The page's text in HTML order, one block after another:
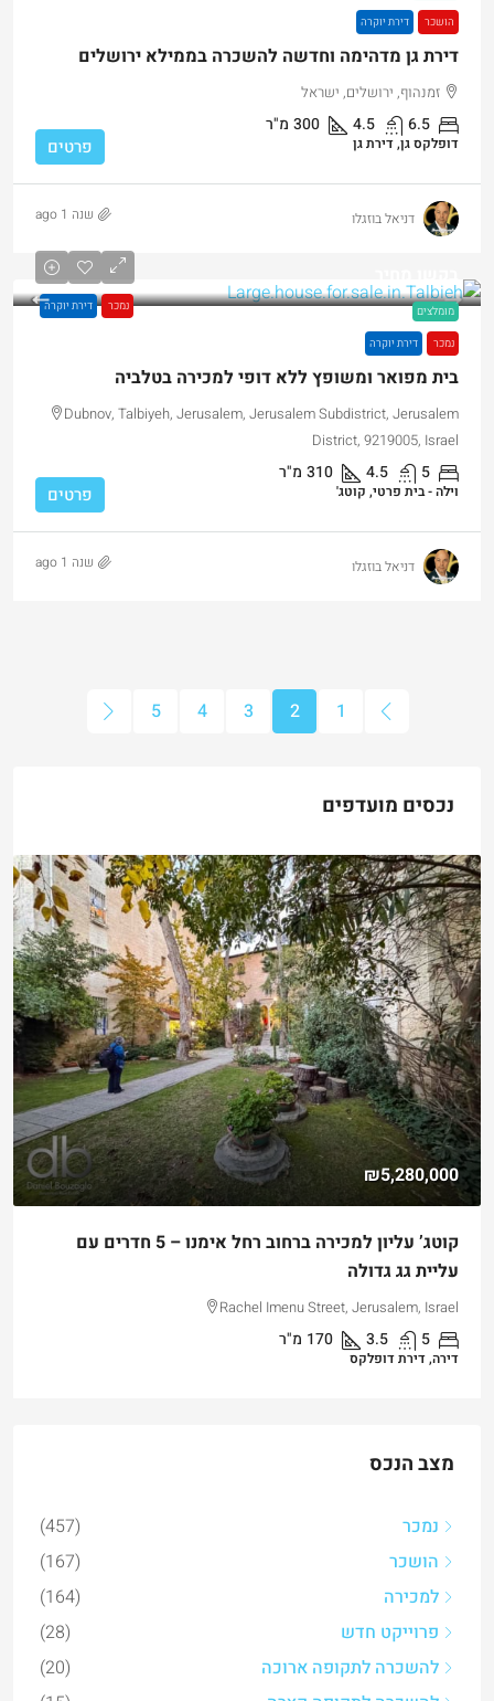
הושכר דירת יוקרה
דירת גן מדהימה וחדשה להשכרה בממילא ירושלים
זמנהוף, ירושלים, ישראל
6.5
4.5
300 מ"ר
דופלקס גן, דירת גן פרטים
דניאל בוזגלו שנה 1 ago
מומלצים נמכר דירת יוקרה
נמכר דירת יוקרה
בית מפואר ומשופץ ללא דופי למכירה בטלביה
Dubnov, Talbiyeh, Jerusalem, Jerusalem Subdistrict, Jerusalem
District, 9219005, Israel
5
4.5
310 מ"ר
וילה - בית פרטי, קוטג' פרטים
דניאל בוזגלו שנה 1 ago
1
2
3
4
5
נכסים מועדפים
₪5,280,000
קוטג’ עליון למכירה ברחוב רחל אימנו – 5 חדרים עם
עליית גג גדולה
Rachel Imenu Street, Jerusalem, Israel
5
3.5
170 מ"ר
דירה, דירת דופלקס
מצב הנכס
נמכר
(457)
הושכר
(167)
למכירה
(164)
פרוייקט חדש
(28)
להשכרה לתקופה ארוכה
(20)